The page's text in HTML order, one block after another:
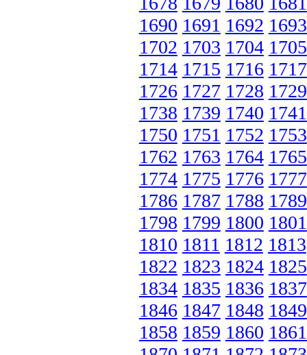
1690 1691 1692 1693
1702 1703 1704 1705
1714 1715 1716 1717
1726 1727 1728 1729
1738 1739 1740 1741
1750 1751 1752 1753
1762 1763 1764 1765
1774 1775 1776 1777
1786 1787 1788 1789
1798 1799 1800 1801
1810 1811 1812 1813
1822 1823 1824 1825
1834 1835 1836 1837
1846 1847 1848 1849
1858 1859 1860 1861